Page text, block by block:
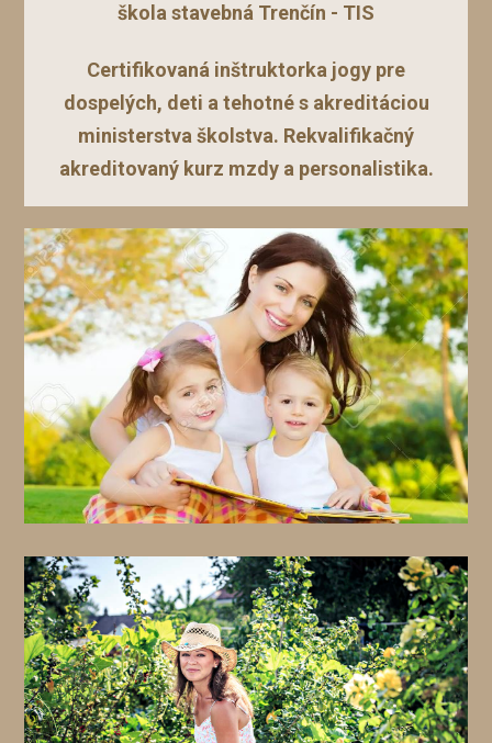
škola stavebná Trenčín - TIS
Certifikovaná inštruktorka jogy pre
dospelých, deti a tehotné s akreditáciou
ministerstva školstva. Rekvalifikačný
akreditovaný kurz mzdy a personalistika.